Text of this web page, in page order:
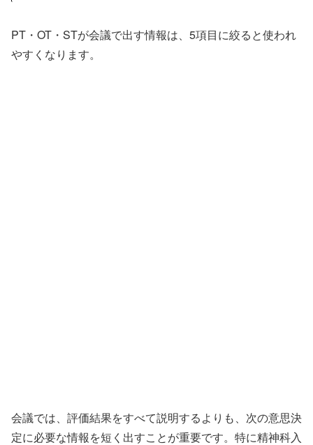
PT・OT・STが会議で出す情報は、5項目に絞ると使われ
やすくなります。
会議では、評価結果をすべて説明するよりも、次の意思決
定に必要な情報を短く出すことが重要です。特に精神科入